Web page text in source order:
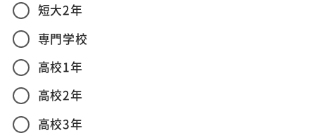
短大2年
専門学校
高校1年
高校2年
高校3年